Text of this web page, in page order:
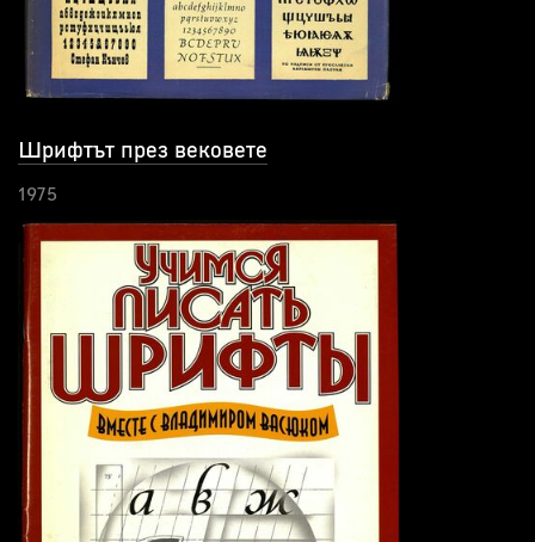
Шрифтът през вековете
1975